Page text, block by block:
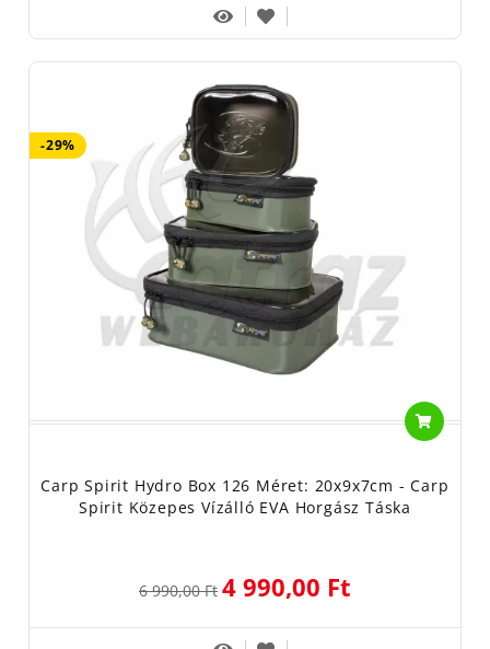
-29%
Carp Spirit Hydro Box 126 Méret: 20x9x7cm - Carp
Spirit Közepes Vízálló EVA Horgász Táska
6 990,00 Ft 4 990,00 Ft